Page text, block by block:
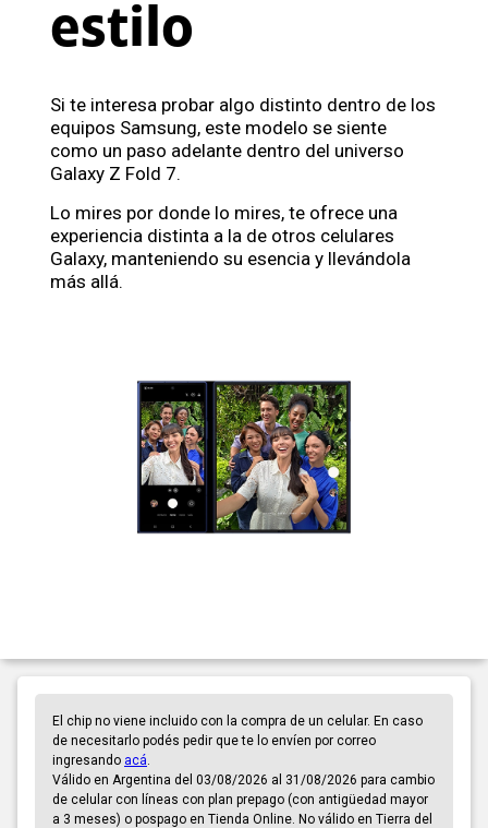
estilo
Si te interesa probar algo distinto dentro de los
equipos Samsung, este modelo se siente
como un paso adelante dentro del universo
Galaxy Z Fold 7.
Lo mires por donde lo mires, te ofrece una
experiencia distinta a la de otros celulares
Galaxy, manteniendo su esencia y llevándola
más allá.
El chip no viene incluido con la compra de un celular. En caso
de necesitarlo podés pedir que te lo envíen por correo
ingresando acá
Válido en Argentina del 03/08/2026 al 31/08/2026 para cambio
de celular con líneas con plan prepago (con antigüedad mayor
a 3 meses) o pospago en Tienda Online. No válido en Tierra del